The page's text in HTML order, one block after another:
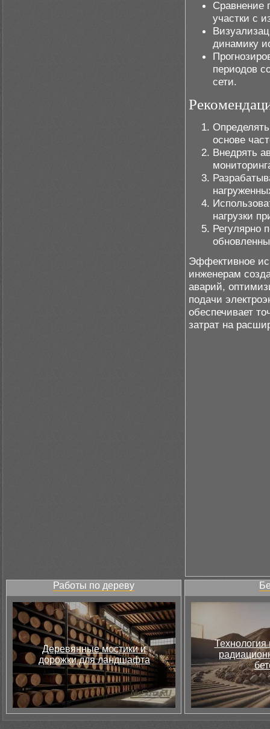
Сравнение
участки с
динамику
периодов
сети.
основе
Внедрять
нагрузки
Регулярно
Эффективное
инженерам
аварий,
подачи
обеспечивает
затрат на
Работы по дереву
Деревянные мостики и
дорожки для ландшафта
Технология